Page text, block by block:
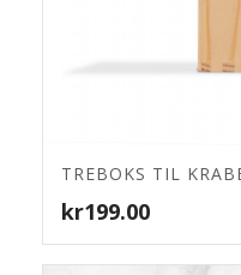
TREBOKS TIL
kr199.00